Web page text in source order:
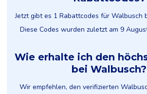
Jetzt gibt es 1 Rabattcodes für Walbusch
Diese Codes wurden zuletzt am 9
Wie erhalte ich den
bei Walbusch?
Wir empfehlen, den verifizierten